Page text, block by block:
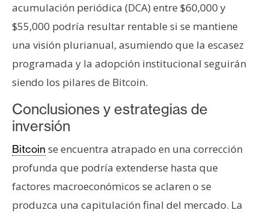
acumulación periódica (DCA) entre $60,000 y
$55,000 podría resultar rentable si se mantiene
una visión plurianual, asumiendo que la escasez
programada y la adopción institucional seguirán
siendo los pilares de Bitcoin.
Conclusiones y estrategias de
inversión
Bitcoin se encuentra atrapado en una corrección
profunda que podría extenderse hasta que
factores macroeconómicos se aclaren o se
produzca una capitulación final del mercado. La